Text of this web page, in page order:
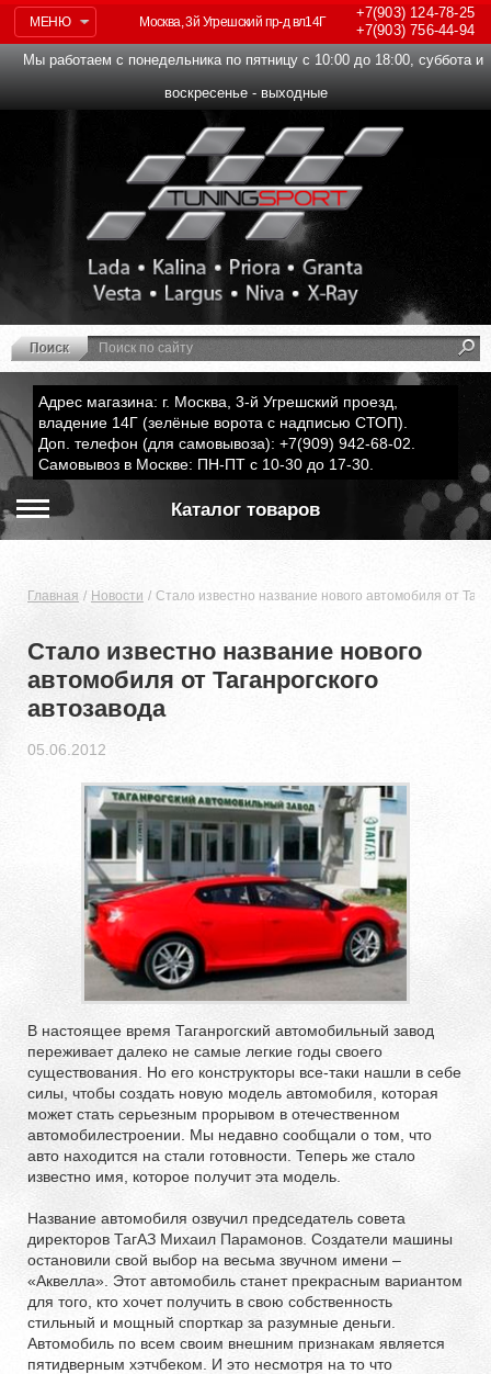
МЕНЮ
+7(903)124-78-25
+7(903)756-44-94
Москва, 3й Угрешский пр-д вл14Г
Мы работаем с понедельника по пятницу с 10:00 до 18:00, суббота и
воскресенье - выходные
Адрес магазина: г. Москва, 3-й Угрешский проезд,
владение 14Г (зелёные ворота с надписью СТОП).
Доп. телефон (для самовывоза): +7(909) 942-68-02.
Самовывоз в Москве: ПН-ПТ с 10-30 до 17-30.
Каталог товаров
Главная Новости Стало известно название нового автомобиля от
Стало известно название нового
автомобиля от Таганрогского
автозавода
05.06.2012
В настоящее время Таганрогский автомобильный завод
переживает далеко не самые легкие годы своего
существования. Но его конструкторы все-таки нашли в себе
силы, чтобы создать новую модель автомобиля, которая
может стать серьезным прорывом в отечественном
автомобилестроении. Мы недавно сообщали о том, что
авто находится на стали готовности. Теперь же стало
известно имя, которое получит эта модель.
Название автомобиля озвучил председатель совета
директоров ТагАЗ Михаил Парамонов. Создатели машины
остановили свой выбор на весьма звучном имени –
«Аквелла». Этот автомобиль станет прекрасным вариантом
для того, кто хочет получить в свою собственность
стильный и мощный спорткар за разумные деньги.
Автомобиль по всем своим внешним признакам является
пятидверным хэтчбеком. И это несмотря на то что